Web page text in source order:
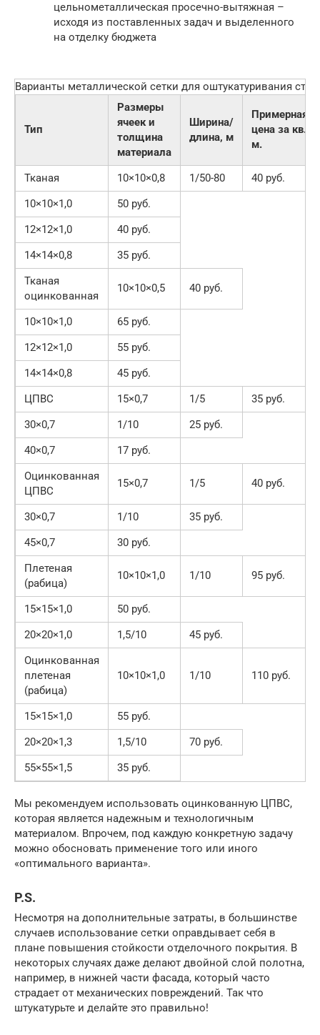
цельнометаллическая просечно-вытяжная –
исходя из поставленных задач и выделенного
на отделку бюджета
Варианты металлической сетки для оштукатуривания стен
Тип
Размеры
ячеек и
толщина
материала
Ширина/
длина, м
Примерная
цена за кв.
м.
Тканая 10×10×0,8 1/50-80
40 руб.
10×10×1,0
50 руб.
12×12×1,0
40 руб.
14×14×0,8
35 руб.
Тканая
оцинкованная
10×10×0,5 40 руб.
10×10×1,0
65 руб.
12×12×1,0
55 руб.
14×14×0,8
45 руб.
ЦПВС
15×0,7 1/5
35 руб.
30×0,7
1/10
25 руб.
40×0,7
17 руб.
Оцинкованная
ЦПВС
15×0,7 1/5 40 руб.
30×0,7 1/10
35 руб.
45×0,7
30 руб.
Плетеная
(рабица)
10×10×1,0 1/10 95 руб.
15×15×1,0
50 руб.
20×20×1,0
1,5/10
45 руб.
Оцинкованная
плетеная
(рабица)
10×10×1,0 1/10 110 руб.
15×15×1,0
55 руб.
20×20×1,3
1,5/10
70 руб.
55×55×1,5
35 руб.
Мы рекомендуем использовать оцинкованную ЦПВС,
которая является надежным и технологичным
материалом. Впрочем, под каждую конкретную задачу
можно обосновать применение того или иного
«оптимального варианта».
P.S.
Несмотря на дополнительные затраты, в большинстве
случаев использование сетки оправдывает себя в
плане повышения стойкости отделочного покрытия. В
некоторых случаях даже делают двойной слой полотна,
например, в нижней части фасада, который часто
страдает от механических повреждений. Так что
штукатурьте и делайте это правильно!